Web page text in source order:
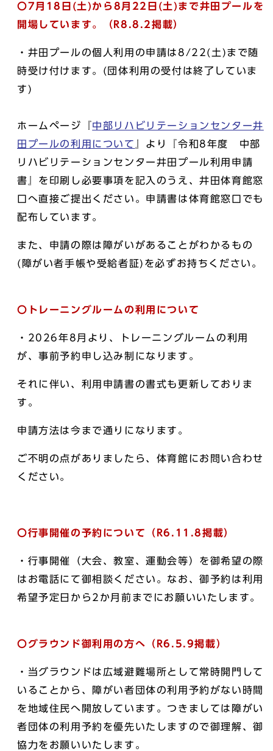
〇7月18日(土)から8月22日(土)まで井田プールを
開場しています。（R8.8.2掲載）
・井田プールの個人利用の申請は8/22(土)まで随
時受け付けます。(団体利用の受付は終了していま
す)
ホームページ『中部リハビリテーションセンター井
田プールの利用について
』より『令和8年度 中部
リハビリテーションセンター井田プール利用申請
書』を印刷し必要事項を記入のうえ、井田体育館窓
口へ直接ご提出ください。申請書は体育館窓口でも
配布しています。
また、申請の際は障がいがあることがわかるもの
(障がい者手帳や受給者証)を必ずお持ちください。
〇トレーニングルームの利用について
・2026年8月より、トレーニングルームの利用
が、事前予約申し込み制になります。
それに伴い、利用申請書の書式も更新しておりま
す。
申請方法は今まで通りになります。
ご不明の点がありましたら、体育館にお問い合わせ
ください。
〇行事開催の予約について（R6.11.8掲載）
・行事開催（大会、教室、運動会等）を御希望の際
はお電話にて御相談ください。なお、御予約は利用
希望予定日から2か月前までにお願いいたします。
〇グラウンド御利用の方へ（R6.5.9掲載）
・当グラウンドは広域避難場所として常時開門して
いることから、障がい者団体の利用予約がない時間
を地域住民へ開放しています。つきましては障がい
者団体の利用予約を優先いたしますので御理解、御
協力をお願いいたします。